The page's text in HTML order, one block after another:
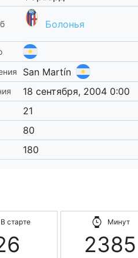
Болонья
San Martín
18 сентября, 2004 0:00
21
80
180
В старте Минут
2385